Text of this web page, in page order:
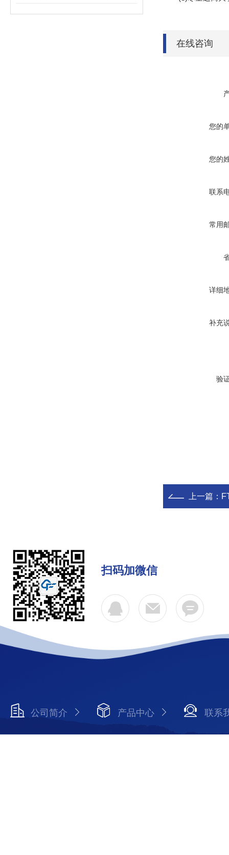
在线咨询
您的
您的
联系
常用
详细
补充
验
上一篇：
扫码加微信
公司简介 产品中心 联系